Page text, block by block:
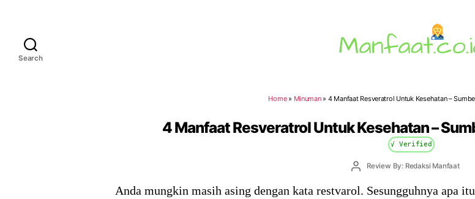
Search
Home» Minuman» 4 Manfaat Resveratrol Untuk Kesehatan –
4 Manfaat Resveratrol Untuk Kesehatan –
√ Verified
PostReview By: Redaksi Manfaat
Anda mungkin masih asing dengan kata restvarol. Sesungguhnya apa